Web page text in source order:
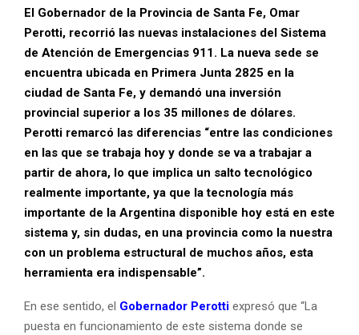
El Gobernador de la Provincia de Santa Fe, Omar
Perotti, recorrió las nuevas instalaciones del Sistema
de Atención de Emergencias 911. La nueva sede se
encuentra ubicada en Primera Junta 2825 en la
ciudad de Santa Fe, y demandó una inversión
provincial superior a los 35 millones de dólares.
Perotti remarcó las diferencias “entre las condiciones
en las que se trabaja hoy y donde se va a trabajar a
partir de ahora, lo que implica un salto tecnológico
realmente importante, ya que la tecnología más
importante de la Argentina disponible hoy está en este
sistema y, sin dudas, en una provincia como la nuestra
con un problema estructural de muchos años, esta
herramienta era indispensable”.
En ese sentido, el Gobernador Perotti expresó que “La
puesta en funcionamiento de este sistema donde se